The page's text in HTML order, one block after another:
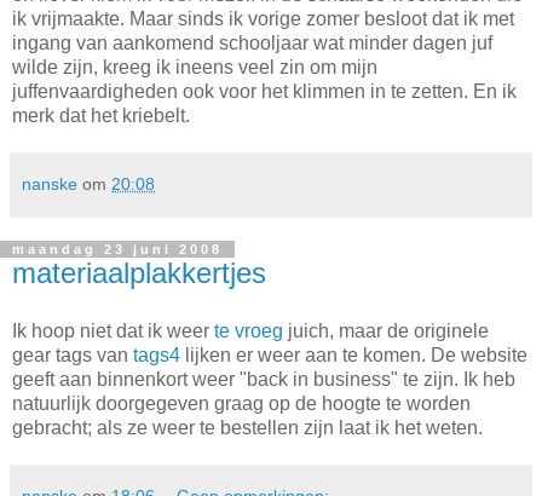
ik vrijmaakte. Maar sinds ik vorige zomer besloot dat ik met
ingang van aankomend schooljaar wat minder dagen juf
wilde zijn, kreeg ik ineens veel zin om mijn
juffenvaardigheden ook voor het klimmen in te zetten. En ik
merk dat het kriebelt.
nanske om 20:08
maandag 23 juni 2008
materiaalplakkertjes
Ik hoop niet dat ik weer te vroeg juich, maar de originele
gear tags van tags4 lijken er weer aan te komen. De website
geeft aan binnenkort weer "back in business" te zijn. Ik heb
natuurlijk doorgegeven graag op de hoogte te worden
gebracht; als ze weer te bestellen zijn laat ik het weten.